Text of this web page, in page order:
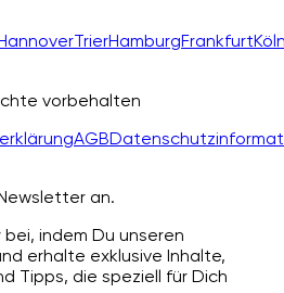
TrierHamburgFrankfurt
vorbehalten
AGB
an.
indem Du unseren
erhalte exklusive Inhalte,
Tipps, die speziell für Dich